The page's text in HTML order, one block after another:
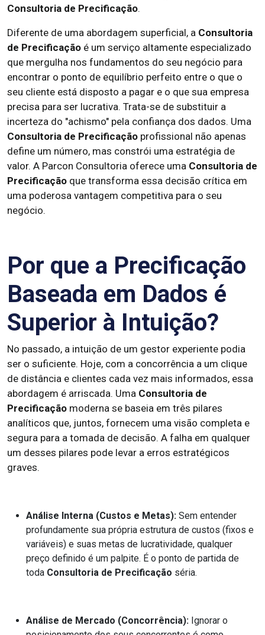
Consultoria de Precificação.
Diferente de uma abordagem superficial, a Consultoria
de Precificação é um serviço altamente especializado
que mergulha nos fundamentos do seu negócio para
encontrar o ponto de equilíbrio perfeito entre o que o
seu cliente está disposto a pagar e o que sua empresa
precisa para ser lucrativa. Trata-se de substituir a
incerteza do "achismo" pela confiança dos dados. Uma
Consultoria de Precificação profissional não apenas
define um número, mas constrói uma estratégia de
valor. A Parcon Consultoria oferece uma Consultoria de
Precificação que transforma essa decisão crítica em
uma poderosa vantagem competitiva para o seu
negócio.
Por que a Precificação
Baseada em Dados é
Superior à Intuição?
No passado, a intuição de um gestor experiente podia
ser o suficiente. Hoje, com a concorrência a um clique
de distância e clientes cada vez mais informados, essa
abordagem é arriscada. Uma Consultoria de
Precificação moderna se baseia em três pilares
analíticos que, juntos, fornecem uma visão completa e
segura para a tomada de decisão. A falha em qualquer
um desses pilares pode levar a erros estratégicos
graves.
Análise Interna (Custos e Metas): Sem entender
profundamente sua própria estrutura de custos (fixos e
variáveis) e suas metas de lucratividade, qualquer
preço definido é um palpite. É o ponto de partida de
toda Consultoria de Precificação séria.
Análise de Mercado (Concorrência): Ignorar o